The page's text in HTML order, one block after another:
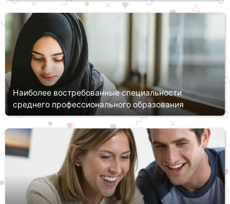
Еще 3-5 лет назад в ВУЗах отмечался повышенный спрос на
такие специальности, как «Юриспруденция», «Финансы и
кредит», «Налоги и налогообложение», «Антикризисное
управление» и пр. С...
Наиболее востребованные специальности
среднего профессионального образования
Среднее профессиональное образование (СПО) представляет
собой очередную ступень развития человека. Для поступления
необходимо наличие основного общего или среднего
образования (око...